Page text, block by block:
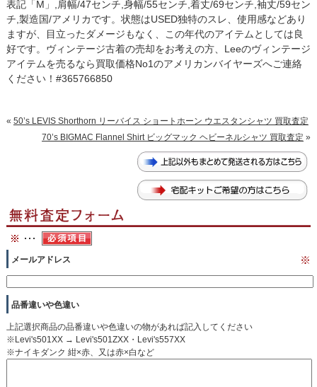
表記「M」,肩幅/47センチ,身幅/55センチ,着丈/69センチ,袖丈/59セン
チ,製造国/アメリカです。状態はUSED独特のスレ、使用感などあり
ますが、目立ったダメージもなく、この年代のアイテムとしては良
好です。ヴィンテージ古着の売却をお考えの方、Leeのヴィンテージ
アイテムを売るなら買取価格No1のアメリカンバイヤーズへご連絡
ください！#365766850
« 50’s LEVIS Shorthorn リーバイス ショートホーン ウエスタンシャツ 買取査定
70’s BIGMAC Flannel Shirt ビッグマック ヘビーネルシャツ 買取査定 »
メールアドレス ※
品番違いや色違い
上記選択商品の品番違いや色違いの物があれば記入してください
※Levi's501XX → Levi's501ZXX・Levi's557XX
※ナイキダンク 紺×赤、又は赤×白など